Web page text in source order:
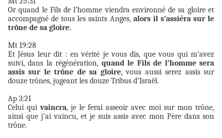
Or quand le Fils de l’homme viendra environné de sa gloire et
accompagné de tous les saints Anges, alors il s’assiéra sur le
trône de sa gloire.
Mt 19:28
Et Jésus leur dit : en vérité je vous dis, que vous qui m’avez
suivi, dans la régénération, quand le Fils de l’homme sera
assis sur le trône de sa gloire, vous aussi serez assis sur
douze trônes, jugeant les douze Tribus d’Israël.
Ap 3:21
Celui quivaincra, je le ferai asseoir avec moi sur mon trône,
ainsi que j’ai vaincu, et je suis assis avec mon Père dans son
trône.